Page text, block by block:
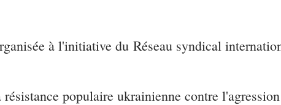
à l'initiative du Réseau syndical
populaire ukrainienne contre